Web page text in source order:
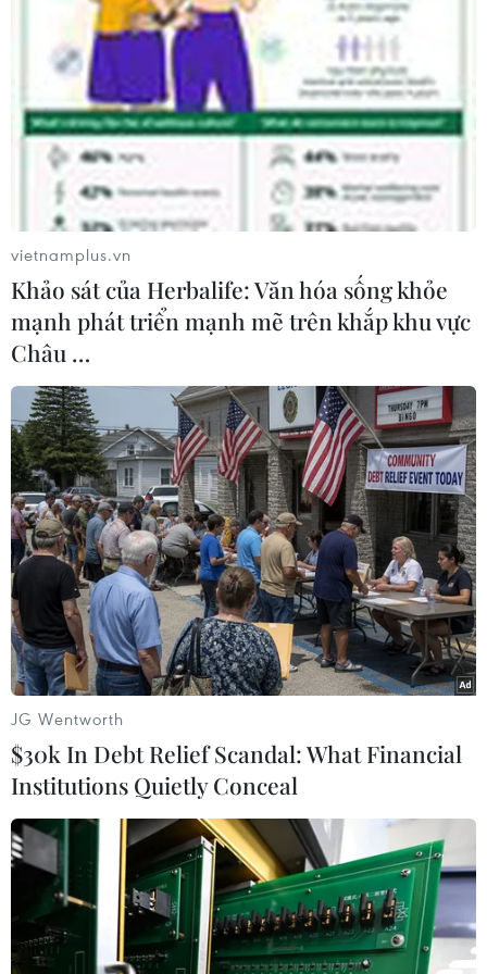
chưa đáp ứng nhu cầu thực tế.
Đề nghị chuyển nhà thương mại khu ngoại
giao đoàn thành nhà ở xã hội
23/09/2014 11:58
Tổng công ty đầu tư Xây dựng Hà Nội đề xuất chuyển
chức năng khu nhà ở cao tầng thương mại tại lô đất
NO1-NG và NO2-NG của dự án Khu đoàn ngoại giao
thành khu nhà ở xã hội.
vietnamplus.vn
Khảo sát của Herbalife: Văn hóa sống khỏe
mạnh phát triển mạnh mẽ trên khắp khu vực
Châu …
JG Wentworth
$30k In Debt Relief Scandal: What Financial
Institutions Quietly Conceal